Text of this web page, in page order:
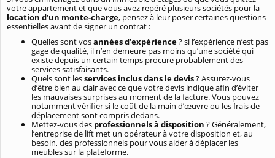
votre appartement et que vous avez repéré plusieurs sociétés pour la
location d’un monte-charge, pensez à leur poser certaines questions
essentielles avant de signer un contrat :
Quelles sont vosannées d’expérience? si l’expérience n’est pas
gage de qualité, il n’en demeure pas moins qu’une société qui
existe depuis un certain temps procure probablement des
services satisfaisants.
Quels sont lesservices inclus dans le devis? Assurez-vous
d’être bien au clair avec ce que votre devis indique afin d’éviter
les mauvaises surprises au moment de la facture. Vous pouvez
notamment vérifier si le coût de la main d’œuvre ou les frais de
déplacement sont compris dedans.
Mettez-vous des professionnels à disposition ? Généralement,
l’entreprise de lift met un opérateur à votre disposition et, au
besoin, des professionnels pour vous aider à déplacer les
meubles sur la plateforme.